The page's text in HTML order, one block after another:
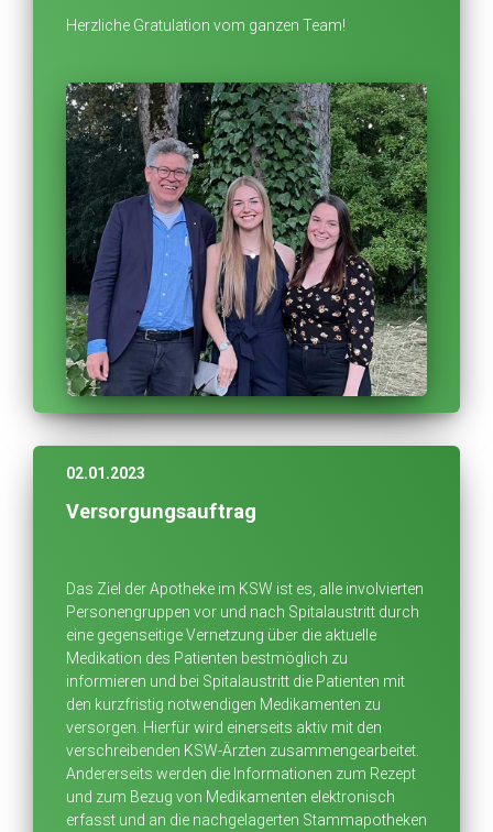
Herzliche Gratulation vom ganzen Team!
02.01.2023
Versorgungsauftrag
Das Ziel der Apotheke im KSW ist es, alle involvierten
Personengruppen vor und nach Spitalaustritt durch
eine gegenseitige Vernetzung über die aktuelle
Medikation des Patienten bestmöglich zu
informieren und bei Spitalaustritt die Patienten mit
den kurzfristig notwendigen Medikamenten zu
versorgen. Hierfür wird einerseits aktiv mit den
verschreibenden KSW-Ärzten zusammengearbeitet.
Andererseits werden die Informationen zum Rezept
und zum Bezug von Medikamenten elektronisch
erfasst und an die nachgelagerten Stammapotheken